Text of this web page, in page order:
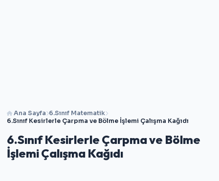
Ana Sayfa 6.Sınıf Matematik
6.Sınıf Kesirlerle Çarpma ve Bölme İşlemi Çalışma Kağıdı
6.Sınıf Kesirlerle Çarpma ve Bölme
İşlemi Çalışma Kağıdı